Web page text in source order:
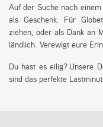
Auf der Suche nach
als Geschenk: Für
ziehen, oder als Dank an
ländlich. Verewigt eure
Du hast es eilig? Unsere
sind das perfekte